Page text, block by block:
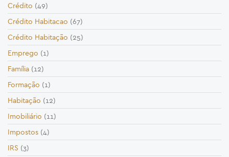
Crédito (49)
Crédito Habitacao (67)
Crédito Habitação (25)
Emprego (1)
Família (12)
Formação (1)
Habitação (12)
Imobiliário (11)
Impostos (4)
IRS (3)